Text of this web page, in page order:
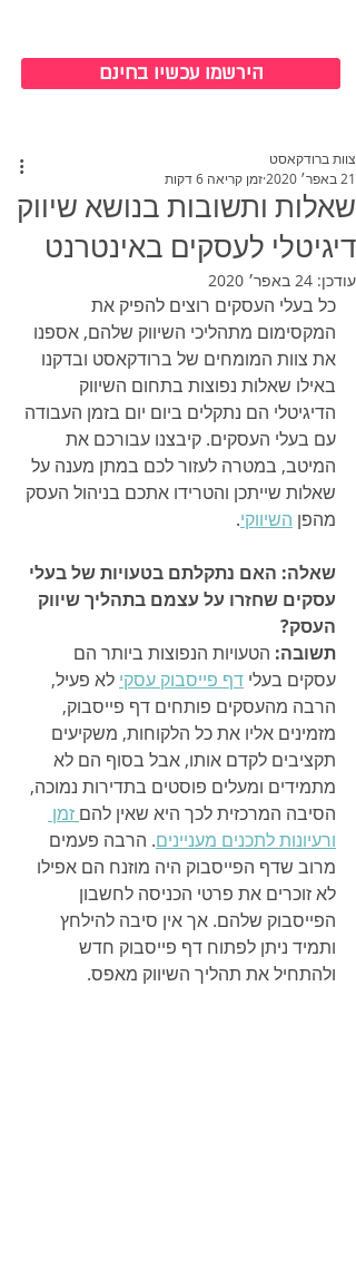
הירשמו עכשיו בחינם
שאלות ותשובות בנושא שיווק
דיגיטלי לעסקים באינטרנט
צוות ברודקאסט
21 באפר׳ 2020
זמן קריאה 6 דקות
עודכן: 24 באפר׳ 2020
כל בעלי העסקים רוצים להפיק את
המקסימום מתהליכי השיווק שלהם, אספנו
את צוות המומחים של ברודקאסט ובדקנו
באילו שאלות נפוצות בתחום השיווק
הדיגיטלי הם נתקלים ביום יום בזמן העבודה
עם בעלי העסקים. קיבצנו עבורכם את
המיטב, במטרה לעזור לכם במתן מענה על
שאלות שייתכן והטרידו אתכם בניהול העסק
מהפן השיווקי.
שאלה: האם נתקלתם בטעויות של בעלי
עסקים שחזרו על עצמם בתהליך שיווק
העסק?
תשובה: הטעויות הנפוצות ביותר הם
עסקים בעלי דף פייסבוק עסקי לא פעיל,
הרבה מהעסקים פותחים דף פייסבוק,
מזמינים אליו את כל הלקוחות, משקיעים
תקציבים לקדם אותו, אבל בסוף הם לא
מתמידים ומעלים פוסטים בתדירות נמוכה,
הסיבה המרכזית לכך היא שאין להם זמן
ורעיונות לתכנים מעניינים. הרבה פעמים
מרוב שדף הפייסבוק היה מוזנח הם אפילו
לא זוכרים את פרטי הכניסה לחשבון
הפייסבוק שלהם. אך אין סיבה להילחץ
ותמיד ניתן לפתוח דף פייסבוק חדש
ולהתחיל את תהליך השיווק מאפס.